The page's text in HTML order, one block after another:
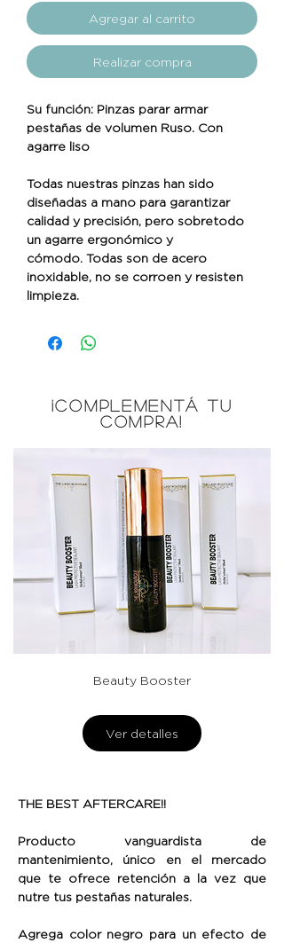
Agregar al carrito
Realizar compra
Su función: Pinzas parar armar
pestañas de volumen Ruso. Con
agarre liso
Todas nuestras pinzas han sido
diseñadas a mano para garantizar
calidad y precisión, pero sobretodo
un agarre ergonómico y
cómodo. Todas son de acero
inoxidable, no se corroen y resisten
limpieza.
¡COMPLEMENTÁ TU
COMPRA!
Beauty Booster
Ver detalles
THE BEST AFTERCARE!!
Producto vanguardista de
mantenimiento, único en el mercado
que te ofrece retención a la vez que
nutre tus pestañas naturales.
Agrega color negro para un efecto de